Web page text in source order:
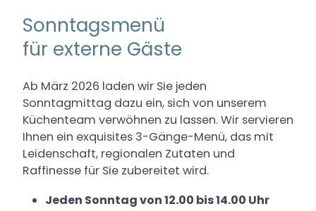
Sonntagsmenü
für externe Gäste
Ab März 2026 laden wir Sie jeden
Sonntagmittag dazu ein, sich von unserem
Küchenteam verwöhnen zu lassen. Wir servieren
Ihnen ein exquisites 3-Gänge-Menü, das mit
Leidenschaft, regionalen Zutaten und
Raffinesse für Sie zubereitet wird.
Jeden Sonntag von 12.00 bis 14.00 Uhr